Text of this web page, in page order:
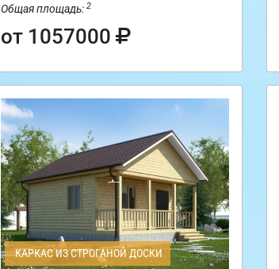
Общая площадь: 2
от 1057000
КАРКАС ИЗ СТРОГАНОЙ ДОСКИ